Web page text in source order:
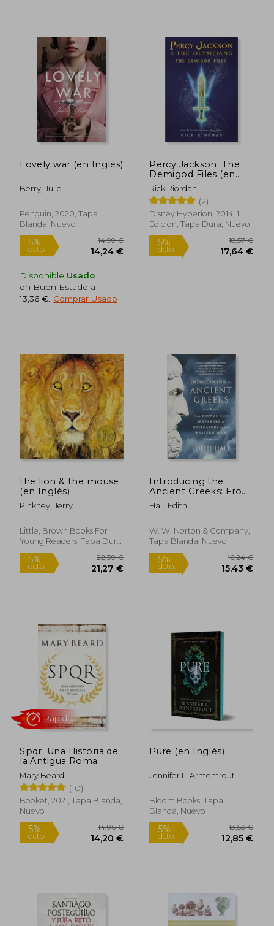
5%
dcto. 40,64 €
5%
Lovely war (en Inglés)
Berry, Julie
Penguin, 2020, Tapa
Blanda, Nuevo
5%
dcto.
14,99 €
14,24 €
Disponible Usado
en Buen Estado a
13,36 € Comprar Usado
Percy Jackson: The
Demigod Files (en
Inglés)
Rick Riordan
(2)
Disney Hyperion, 2014, 1
Edición, Tapa Dura, Nuevo
5%
dcto.
the lion & the mouse
(en Inglés)
Pinkney, Jerry
Little, Brown Books For
Young Readers, Tapa Dura,
Nuevo
5%
dcto.
Introducing the
Ancient Greeks: From
Bronze Age Seafarers
to Navigators of the
Inglés)
Hall, Edith
W. W. Norton & Company,
Tapa Blanda, Nuevo
dcto.
Spqr. Una Historia de
la Antigua Roma
Mary Beard
(10)
Booket, 2021, Tapa Blanda,
Nuevo
Pure (en Inglés)
Jennifer L. Armentrout
Bloom Books, Tapa
Blanda, Nuevo